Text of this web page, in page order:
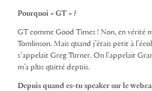
Pourquoi « GT » ?
GT comme Good Times ! Non, en vérité
Tomlinson. Mais quand j’étais petit à
s’appelait Greg Turner. On l’appelait
m’a plus quitté depuis.
Depuis quand es-tu speaker sur le